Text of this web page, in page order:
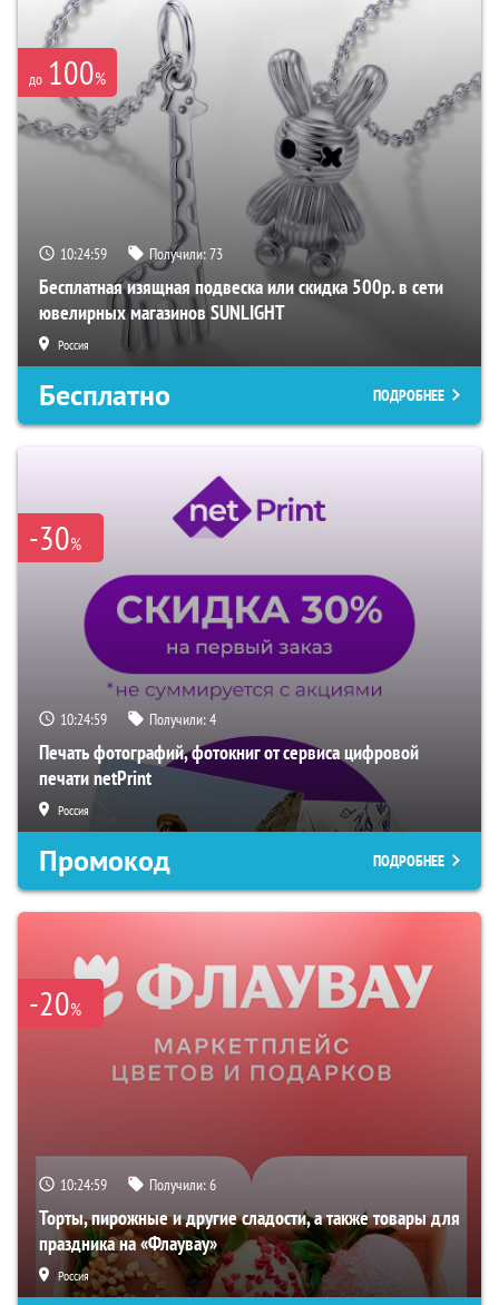
до 100%
10:24:58 Получили:73
Бесплатная изящная подвеска или скидка 500р. в сети
ювелирных магазинов SUNLIGHT
Россия
Бесплатно ПОДРОБНЕЕ
-30%
10:24:58 Получили:4
Печать фотографий, фотокниг от сервиса цифровой
печати netPrint
Россия
Промокод ПОДРОБНЕЕ
-20%
10:24:58 Получили:6
Торты, пирожные и другие сладости, а также товары для
праздника на «Флаувау»
Россия